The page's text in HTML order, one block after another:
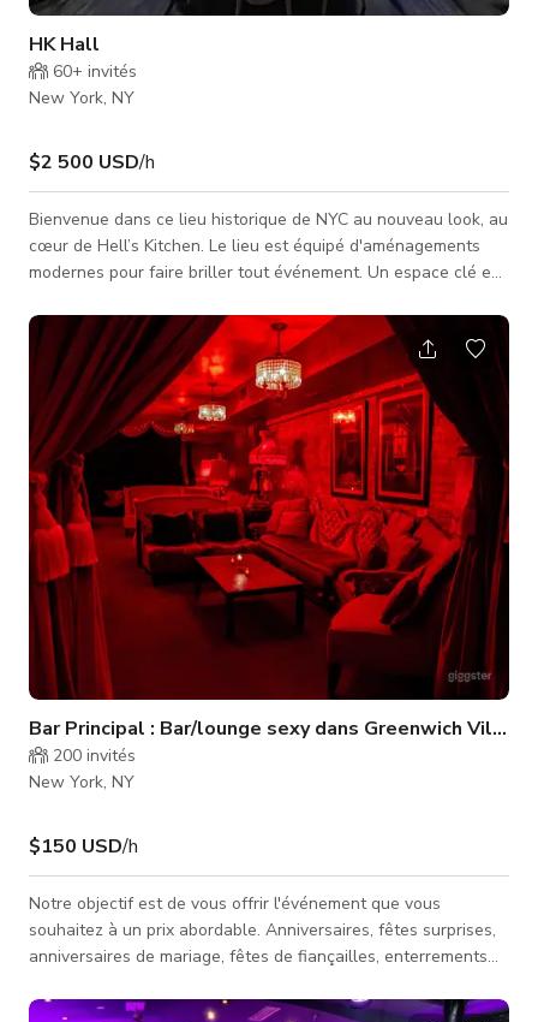
HK Hall
60+ invités
New York, NY
$2 500 USD/h
Bienvenue dans ce lieu historique de NYC au nouveau look, au
cœur de Hell’s Kitchen. Le lieu est équipé d'aménagements
modernes pour faire briller tout événement. Un espace clé en
capacités de production, une décoration saisissante et un
service traiteur de premier ordre. Contactez-nous pour
commencer à créer votre occasion. Installations et capacité :
Le lieu offre une salle de bal adaptée à votre cérémonie, dîner
e
Bar Principal : Bar/lounge sexy dans Greenwich Village
200 invités
New York, NY
$150 USD/h
Notre objectif est de vous offrir l'événement que vous
souhaitez à un prix abordable. Anniversaires, fêtes surprises,
anniversaires de mariage, fêtes de fiançailles, enterrements
plus encore – nous offrons une assistance experte pour